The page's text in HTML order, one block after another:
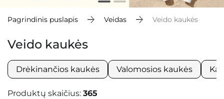
Pagrindinis puslapis Veidas Veido kaukės
Veido kaukės
Drėkinančios kaukės Valomosios kaukės
Produktų skaičius: 365